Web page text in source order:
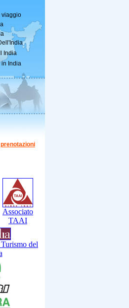
viaggio
India
in India
Associato
TAAI
del